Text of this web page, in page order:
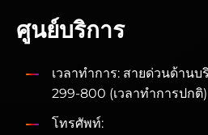
ศูนย์บริการ
เวลาทำการ: สายด่วนด้าน
299-800 (เวลาทำการปกติ)
โทรศัพท์: